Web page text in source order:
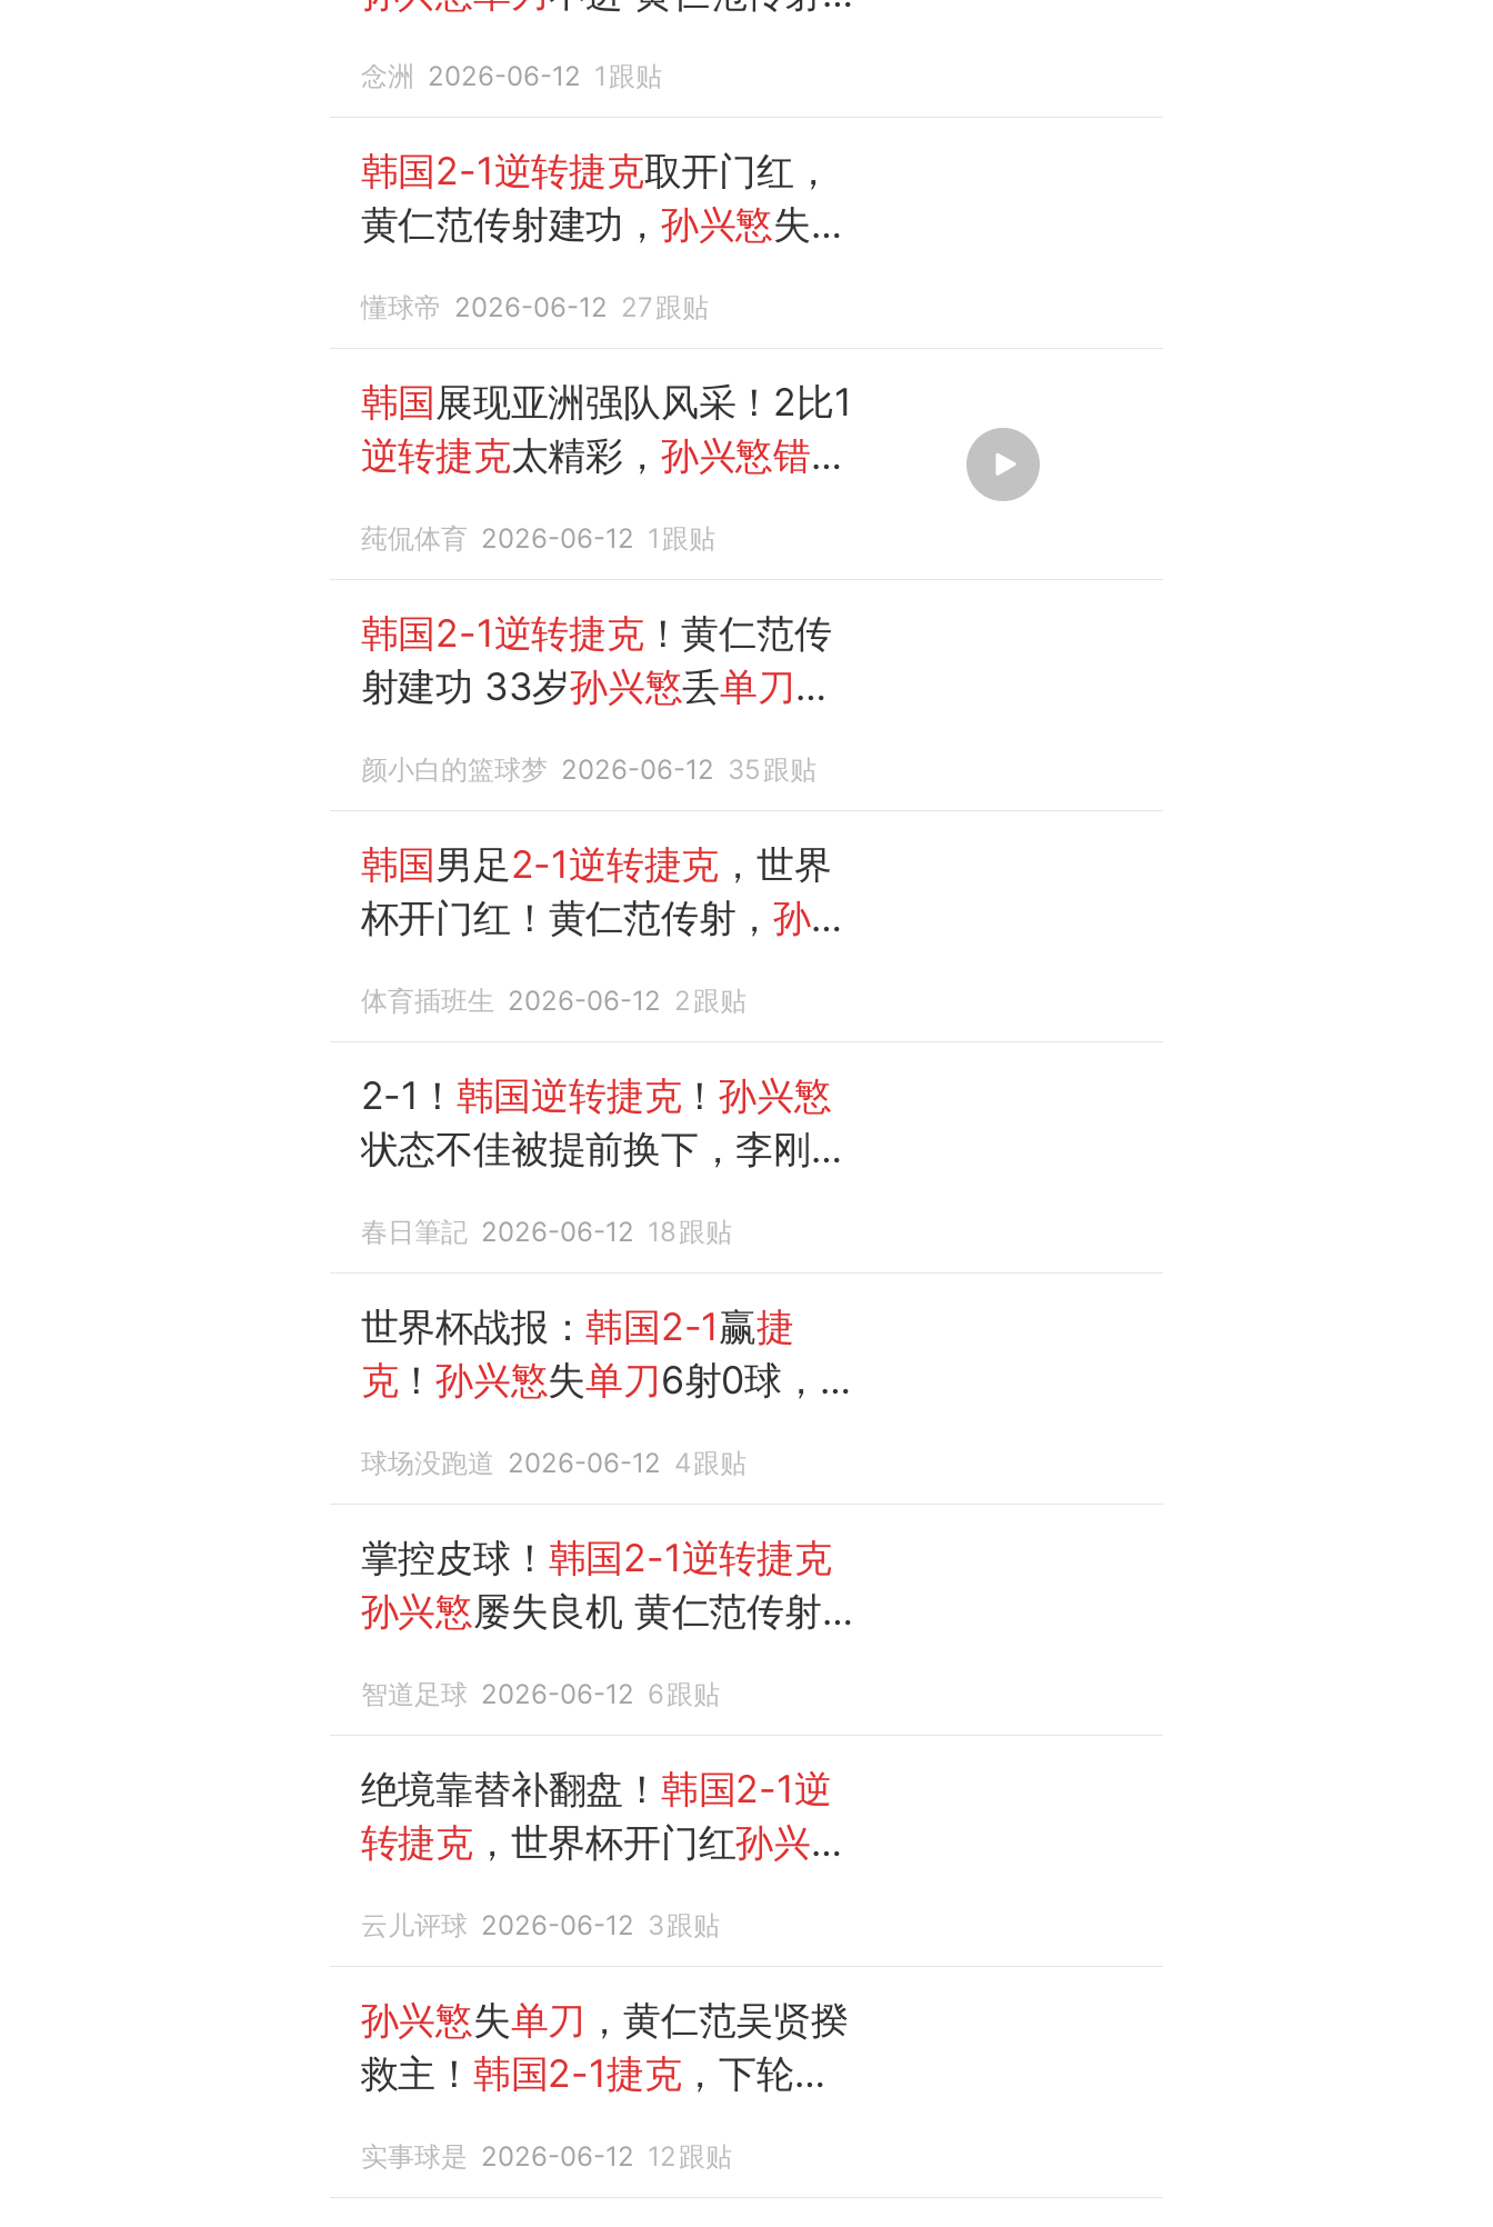
念洲 2026-06-12 1 跟贴
韩国2-1逆转捷克取开门红，
黄仁范传射建功， 孙兴慜失单
懂球帝 2026-06-12 27 跟贴
韩国展现亚洲强队风采！2比1
逆转捷克太精彩， 孙兴慜错失
莼侃体育 2026-06-12 1 跟贴
韩国2-1逆转捷克 ！黄仁范传
射建功 33岁孙兴慜丢单刀提
颜小白的篮球梦 2026-06-12 35 跟贴
韩国男足2-1逆转捷克 ，世界
杯开门红！黄仁范传射，孙兴
体育插班生 2026-06-12 2 跟贴
2-1！ 韩国逆转捷克 ！孙兴慜
状态不佳被提前换下，李刚仁
春日筆記 2026-06-12 18 跟贴
世界杯战报：韩国2-1赢捷
克 ！孙兴慜失单刀6射0球，中
球场没跑道 2026-06-12 4跟贴
掌控皮球！ 韩国2-1逆转捷克
孙兴慜屡失良机 黄仁范传射救
智道足球 2026-06-12 6跟贴
绝境靠替补翻盘！ 韩国2-1逆
转捷克 ，世界杯开门红孙兴慜
云儿评球 2026-06-12 3跟贴
孙兴慜失单刀 ，黄仁范吴贤揆
救主！ 韩国2-1捷克 ，下轮对
实事球是 2026-06-12 12 跟贴